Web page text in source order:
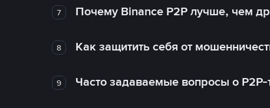
7 Почему Binance P2P лучше, чем
8 Как защитить себя от
9 Часто задаваемые вопросы о P2P-